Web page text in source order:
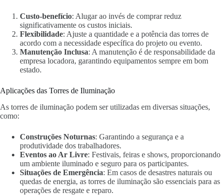
Custo-benefício: Alugar ao invés de comprar reduz
significativamente os custos iniciais.
Flexibilidade: Ajuste a quantidade e a potência das torres de
acordo com a necessidade específica do projeto ou evento.
Manutenção Inclusa: A manutenção é de responsabilidade da
empresa locadora, garantindo equipamentos sempre em bom
estado.
Aplicações das Torres de Iluminação
As torres de iluminação podem ser utilizadas em diversas situações,
como:
Construções Noturnas: Garantindo a segurança e a
produtividade dos trabalhadores.
Eventos ao Ar Livre: Festivais, feiras e shows, proporcionando
um ambiente iluminado e seguro para os participantes.
Situações de Emergência: Em casos de desastres naturais ou
quedas de energia, as torres de iluminação são essenciais para as
operações de resgate e reparo.